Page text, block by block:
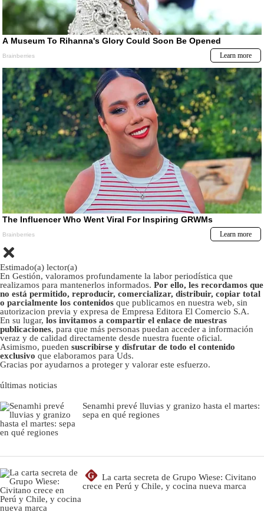
Estimado(a) lector(a)
En Gestión, valoramos profundamente la labor periodística que
realizamos para mantenerlos informados. Por ello, les recordamos que
no está permitido, reproducir, comercializar, distribuir, copiar total
o parcialmente los contenidos que publicamos en nuestra web, sin
autorizacion previa y expresa de Empresa Editora El Comercio S.A.
En su lugar, los invitamos a compartir el enlace de nuestras
publicaciones, para que más personas puedan acceder a información
veraz y de calidad directamente desde nuestra fuente oficial.
Asimismo, pueden suscribirse y disfrutar de todo el contenido
exclusivo que elaboramos para Uds.
Gracias por ayudarnos a proteger y valorar este esfuerzo.
últimas noticias
Senamhi prevé lluvias y granizo hasta el martes:
sepa en qué regiones
G
La carta secreta de Grupo Wiese: Civitano
crece en Perú y Chile, y cocina nueva marca